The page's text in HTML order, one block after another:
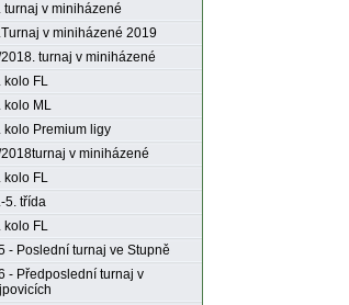
turnaj v miniházené
v miniházené 2019
turnaj v miniházené
kolo FL
kolo ML
kolo Premium ligy
v miniházené
kolo FL
5. třída
kolo FL
- Poslední turnaj ve Stupně
- Předposlední turnaj v